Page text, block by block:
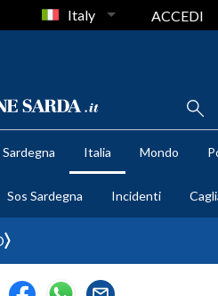
Italy ACCEDI
Sardegna Italia Mondo
Sos Sardegna Incidenti